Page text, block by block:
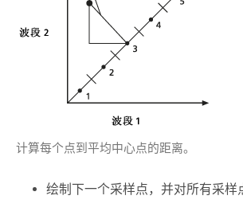
计算每个点到平均中心点的距离。
绘制下一个采样点，并对所有采样